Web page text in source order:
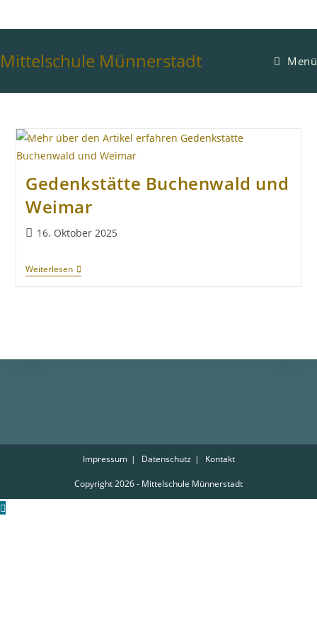
Mittelschule Münnerstadt Menü
Gedenkstätte Buchenwald und
Weimar
16. Oktober 2025
Weiterlesen
Impressum Datenschutz Kontakt
Copyright 2026 - Mittelschule Münnerstadt